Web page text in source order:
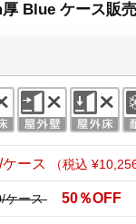
Blue ケース販売
ース （税込
ケース 50％OFF